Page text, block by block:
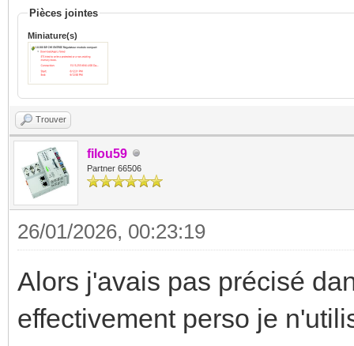
Pièces jointes
Miniature(s)
Trouver
filou59
Partner 66506
26/01/2026, 00:23:19
Alors j'avais pas précisé
effectivement perso je